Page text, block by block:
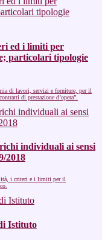
ed i limiti per
particolari tipologie
di lavori, servizi e forniture, per il
di prestazione d’opera”.
individuali ai sensi
2018
i criteri e i limiti per il
Istituto